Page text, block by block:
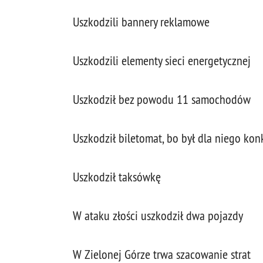
Uszkodzili bannery reklamowe
Uszkodzili elementy sieci energetycznej
Uszkodził bez powodu 11 samochodów
Uszkodził biletomat, bo był dla niego
Uszkodził taksówkę
W ataku złości uszkodził dwa pojazdy
W Zielonej Górze trwa szacowanie strat